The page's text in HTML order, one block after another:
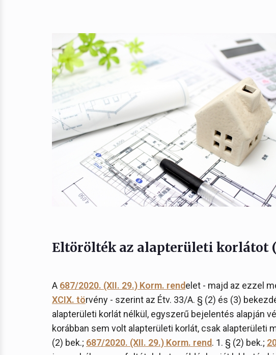
Eltörölték az alapterületi korlátot
A 687/2020. (XII. 29.) Korm. rendelet - majd az ezzel
XCIX. törvény - szerint az Étv. 33/A. § (2) és (3)
alapterületi korlát nélkül, egyszerű bejelentés alapján
korábban sem volt alapterületi korlát, csak alapterületi
(2) bek.; 687/2020. (XII. 29.) Korm. rend. 1. § (2) bek.;